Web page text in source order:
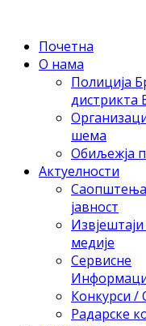
Почетна
О нама
Полиција
дистрикта
шема
Обиљежја
Актуелности
јавност
Извјештаји
медије
Сервисне
Конкурси /
Радарске